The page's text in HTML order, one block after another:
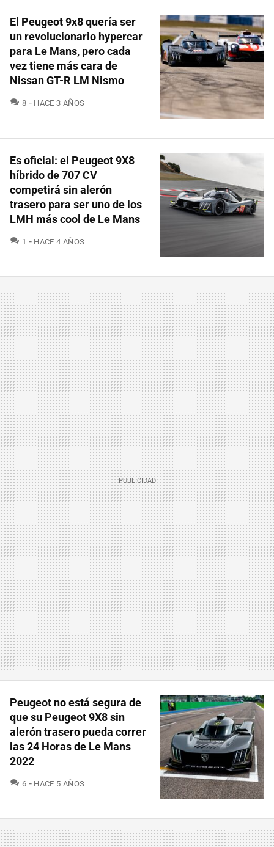
El Peugeot 9x8 quería ser
un revolucionario hypercar
para Le Mans, pero cada
vez tiene más cara de
Nissan GT-R LM Nismo
8 COMENTARIOS
HACE 3 AÑOS
Es oficial: el Peugeot 9X8
híbrido de 707 CV
competirá sin alerón
trasero para ser uno de los
LMH más cool de Le Mans
1 COMENTARIOS
HACE 4 AÑOS
Peugeot no está segura de
que su Peugeot 9X8 sin
alerón trasero pueda correr
las 24 Horas de Le Mans
2022
6 COMENTARIOS
HACE 5 AÑOS